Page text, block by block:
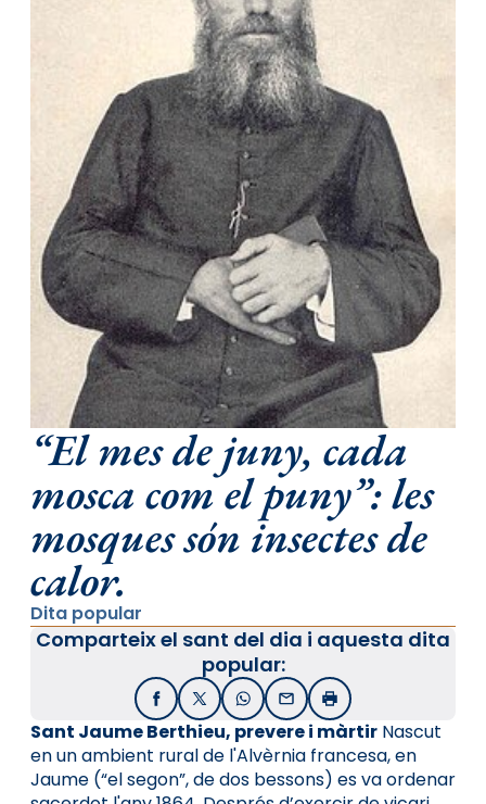
“El mes de juny, cada
mosca com el puny”: les
mosques són insectes de
calor.
Dita popular
Comparteix el sant del dia i aquesta dita
popular:
FacebookX / TwitterWhatsApp
EmailImprimir
Sant Jaume Berthieu, prevere i màrtir Nascut
en un ambient rural de l'Alvèrnia francesa, en
Jaume (“el segon”, de dos bessons) es va ordenar